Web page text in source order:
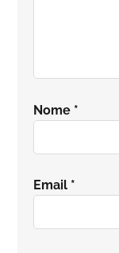
Nome *
Email *